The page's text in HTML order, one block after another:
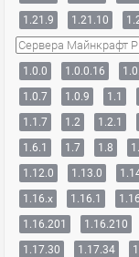
1.21.9
1.21.10
Сервера Майнкрафт
1.0.0
1.0.0.16
1.0.7
1.0.9 1.1
1.1.7
1.2 1.2.1
1.6.1
1.7 1.8
1.12.0
1.13.0
1.16.x
1.16.1
1.16.201
1.16.210
1.17.30
1.17.34